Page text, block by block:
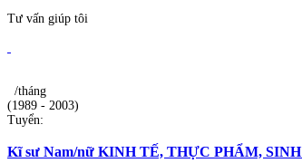
Tư vấn giúp tôi
/tháng
(1989 - 2003)
Tuyển:
Kĩ sư Nam/nữ KINH TẾ, THỰC PHẨM,